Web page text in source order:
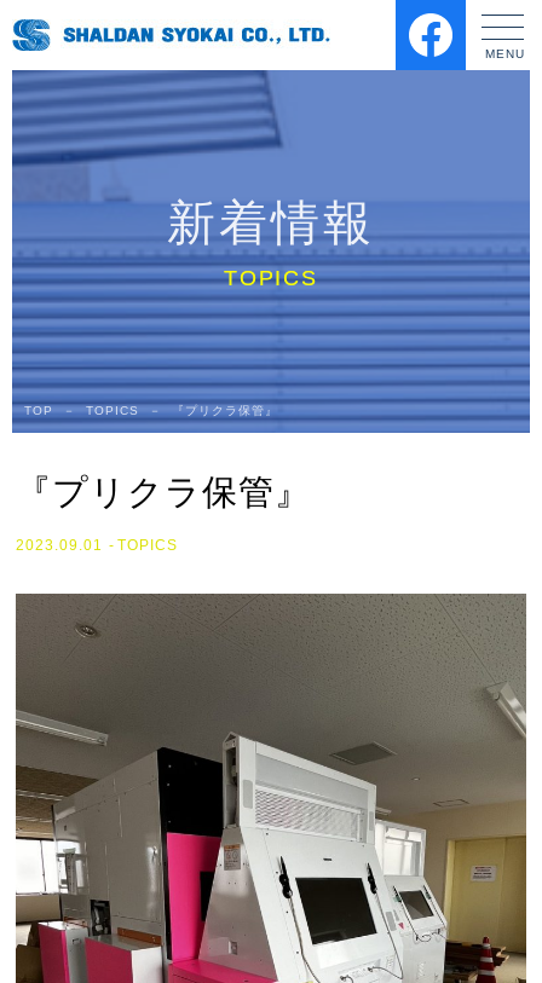
新着情報
TOP － TOPICS － 『プリクラ保管』
『プリクラ保管』
2023.09.01 TOPICS